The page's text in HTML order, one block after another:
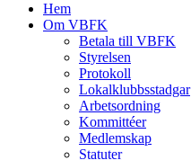
Hem
Om VBFK
Betala till VBFK
Styrelsen
Protokoll
Lokalklubbsstadgar
Arbetsordning
Kommittéer
Medlemskap
Statuter